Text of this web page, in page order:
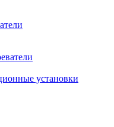
установки